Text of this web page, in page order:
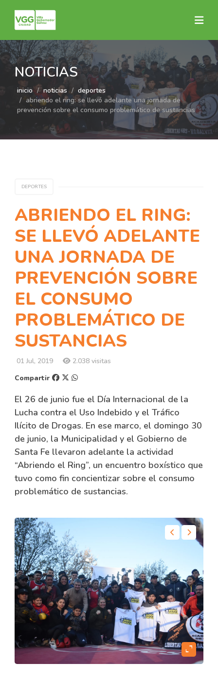
NOTICIAS
inicio noticias
deportes
abriendo el ring: se llevó adelante una jornada de
prevención sobre el consumo problemático de sustancias
DEPORTES
ABRIENDO EL RING:
SE LLEVÓ ADELANTE
UNA JORNADA DE
PREVENCIÓN SOBRE
EL CONSUMO
PROBLEMÁTICO DE
SUSTANCIAS
01 Jul, 2019
2.038 visitas
Compartir
El 26 de junio fue el Día Internacional de la
Lucha contra el Uso Indebido y el Tráfico
Ilícito de Drogas. En ese marco, el domingo 30
de junio, la Municipalidad y el Gobierno de
Santa Fe llevaron adelante la actividad
“Abriendo el Ring”, un encuentro boxístico que
tuvo como fin concientizar sobre el consumo
problemático de sustancias.
expand_content